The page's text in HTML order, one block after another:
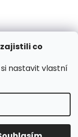
co
nastavit vlastní
vyhrazena.